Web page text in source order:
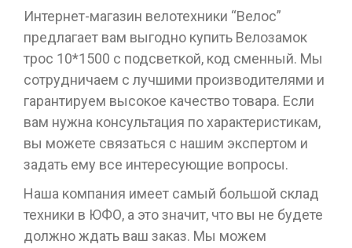
Интернет-магазин велотехники “Велос”
предлагает вам выгодно купить Велозамок
трос 10*1500 с подсветкой, код сменный. Мы
сотрудничаем с лучшими производителями и
гарантируем высокое качество товара. Если
вам нужна консультация по характеристикам,
вы можете связаться с нашим экспертом и
задать ему все интересующие вопросы.
Наша компания имеет самый большой склад
техники в ЮФО, а это значит, что вы не будете
должно ждать ваш заказ. Мы можем